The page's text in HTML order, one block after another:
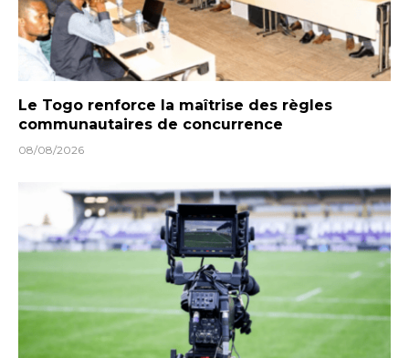
Le Togo renforce la maîtrise des règles
communautaires de concurrence
08/08/2026